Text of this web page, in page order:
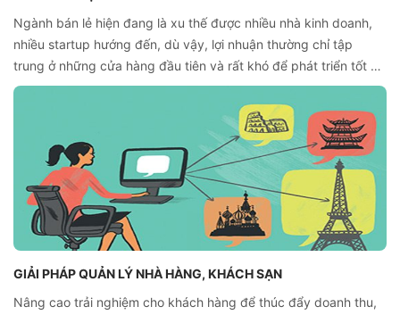
Ngành bán lẻ hiện đang là xu thế được nhiều nhà kinh doanh,
nhiều startup hướng đến, dù vậy, lợi nhuận thường chỉ tập
trung ở những cửa hàng đầu tiên và rất khó để phát triển tốt ở
cả một hệ thống. Vậy, đâu là giải pháp hệ thống bán lẻ toàn
GIẢI PHÁP QUẢN LÝ NHÀ HÀNG, KHÁCH SẠN
Nâng cao trải nghiệm cho khách hàng để thúc đẩy doanh thu,